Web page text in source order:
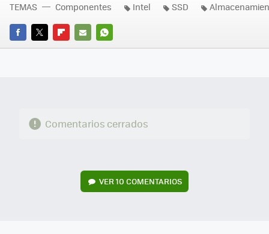
FACEBOOK
TWITTERFLIPBOARD
E-
WHATSAPP
TEMAS Componentes Intel SSD
Comentarios cerrados
VER 10 COMENTARIOS